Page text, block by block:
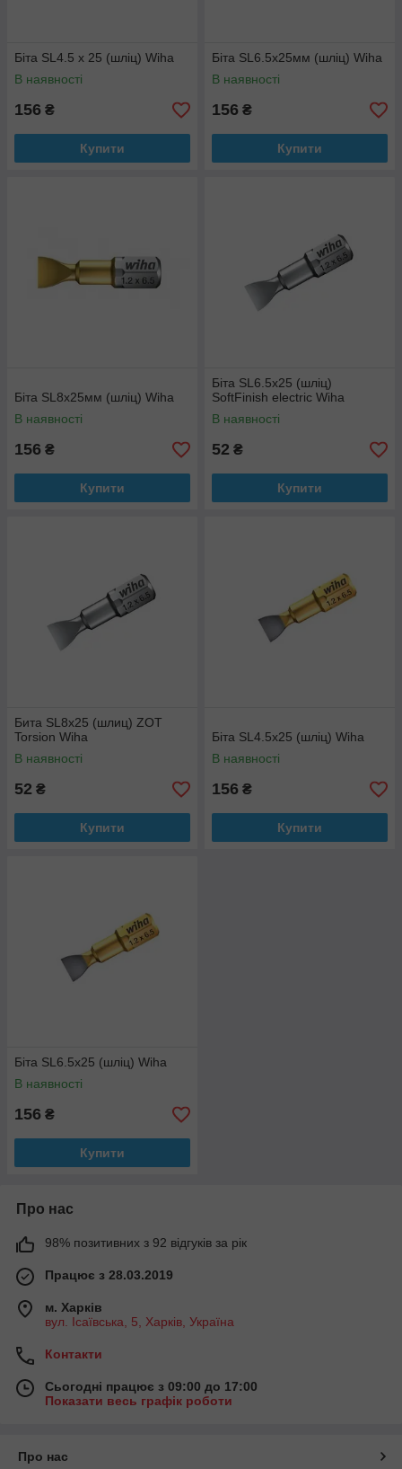
Біта SL4.5 x 25 (шліц) Wiha
В наявності
156 ₴
Купити
Біта SL6.5х25мм (шліц) Wiha
В наявності
156 ₴
Купити
Біта SL8x25мм (шліц) Wiha
В наявності
156 ₴
Купити
Біта SL6.5x25 (шліц)
SoftFinish electric Wiha
В наявності
52 ₴
Купити
Бита SL8x25 (шлиц) ZOT
Torsion Wiha
В наявності
52 ₴
Купити
Біта SL4.5x25 (шліц) Wiha
В наявності
156 ₴
Купити
Біта SL6.5x25 (шліц) Wiha
В наявності
156 ₴
Купити
Про нас
98% позитивних з 92 відгуків за рік
Працює з 28.03.2019
м. Харків
вул. Ісаївська, 5, Харків, Україна
Контакти
Сьогодні працює з 09:00 до 17:00
Показати весь графік роботи
Про нас